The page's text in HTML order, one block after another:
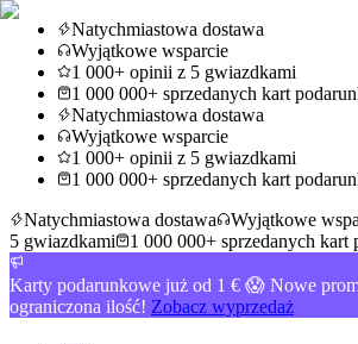
Natychmiastowa dostawa
Wyjątkowe wsparcie
1 000+ opinii z 5 gwiazdkami
1 000 000+ sprzedanych kart
Natychmiastowa dostawa
Wyjątkowe wsparcie
1 000+ opinii z 5 gwiazdkami
1 000 000+ sprzedanych kart
Natychmiastowa dostawa
Wyjątkowe
5 gwiazdkami
1 000 000+ sprzedanych kart
Karty podarunkowe już od 1 € 😱 Nowe
ograniczona ilość! Zobacz wyprzedaż